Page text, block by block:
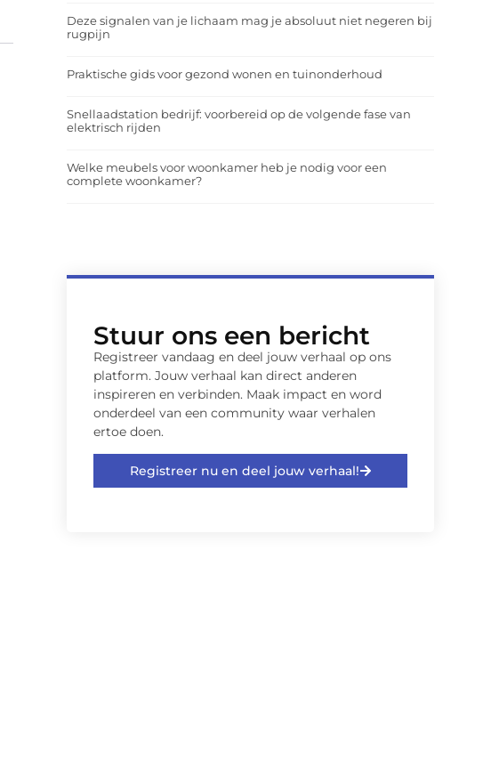
Deze signalen van je lichaam mag je absoluut niet negeren bij
rugpijn
Praktische gids voor gezond wonen en tuinonderhoud
Snellaadstation bedrijf: voorbereid op de volgende fase van
elektrisch rijden
Welke meubels voor woonkamer heb je nodig voor een
complete woonkamer?
Stuur ons een bericht
Registreer vandaag en deel jouw verhaal op ons
platform. Jouw verhaal kan direct anderen
inspireren en verbinden. Maak impact en word
onderdeel van een community waar verhalen
ertoe doen.
Registreer nu en deel jouw verhaal!